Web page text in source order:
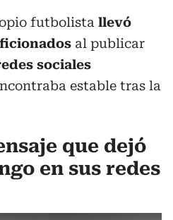
futbolista llevó
al publicar
sociales
estable tras la
que dejó
en sus redes